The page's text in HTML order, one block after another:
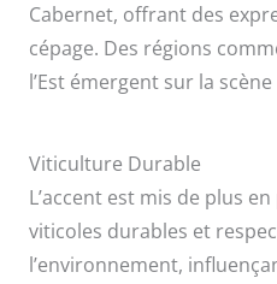
Cabernet, offrant des
cépage. Des régions
l’Est émergent sur la
Viticulture Durable
L’accent est mis de plus
viticoles durables et
l’environnement,